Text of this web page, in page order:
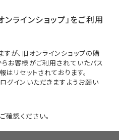
ンラインショップ」をご利用
が、旧オンラインショップの購
お客様がご利用されていたパス
はリセットされております。
グインいただきますようお願い
確認ください。